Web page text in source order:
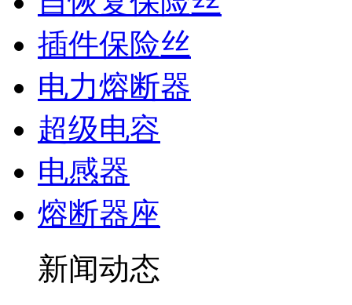
插件保险丝
电力熔断器
超级电容
电感器
熔断器座
新闻动态